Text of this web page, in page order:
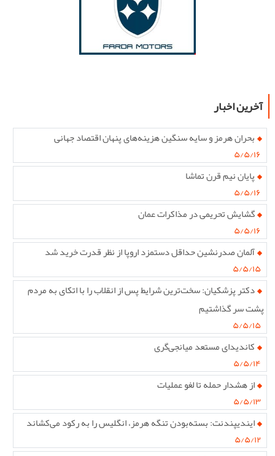
آخرین اخبار
بحران هرمز و سایه سنگین هزینه‌های پنهان اقتصاد جهانی
۵/۵/۱۶
پایان نیم قرن تماشا
۵/۵/۱۶
گشایش تحریمی در مذاکرات عمان
۵/۵/۱۶
آلمان صدرنشین حداقل دستمزد اروپا از نظر قدرت خرید شد
۵/۵/۱۵
دکتر پزشکیان: سخت‌ترین شرایط پس از انقلاب را با اتکای به مردم
پشت سر گذاشتیم
۵/۵/۱۵
کاندیدای مستعد میانجی‌گری
۵/۵/۱۴
از هشدار حمله تا لغو عملیات
۵/۵/۱۳
ایندیپندنت: بسته‌بودن تنگه هرمز، انگلیس را به رکود می‌کشاند
۵/۵/۱۲